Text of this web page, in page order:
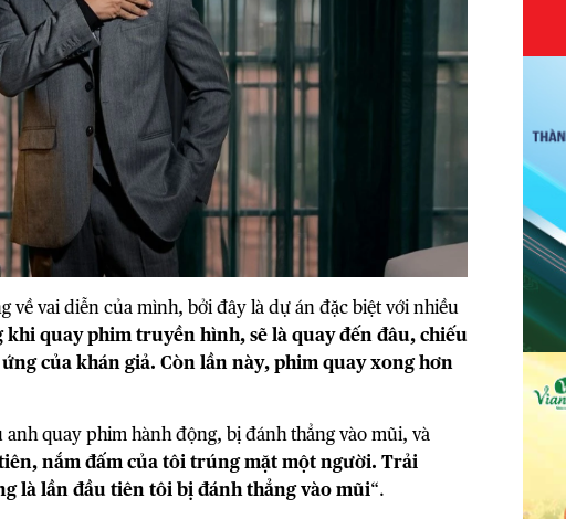
về vai diễn của mình, bởi đây là dự án đặc biệt với nhiều
quay phim truyền hình, sẽ là quay đến đâu, chiếu
của khán giả. Còn lần này, phim quay xong hơn
anh quay phim hành động, bị đánh thẳng vào mũi, và
nắm đấm của tôi trúng mặt một người. Trải
là lần đầu tiên tôi bị đánh thẳng vào mũi“.